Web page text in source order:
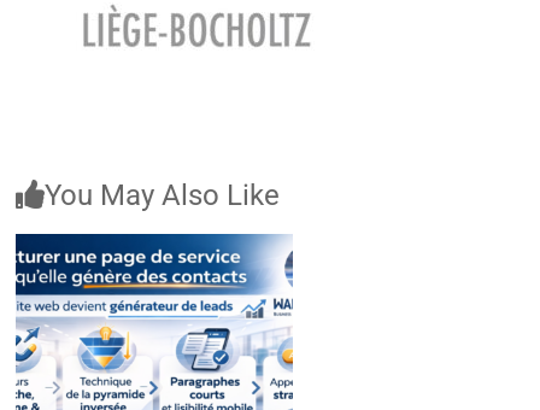
You May Also Like